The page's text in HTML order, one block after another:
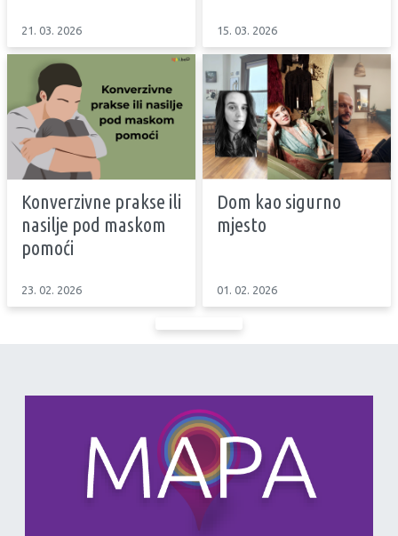
21. 03. 2026 15. 03. 2026
Konverzivne prakse ili
nasilje pod maskom
pomoći
23. 02. 2026
Dom kao sigurno
mjesto
01. 02. 2026